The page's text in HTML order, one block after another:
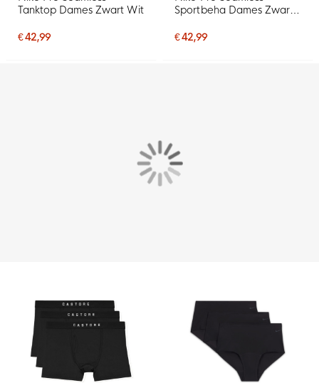
Tanktop Dames Zwart Wit
€ 42,99
Sportbeha Dames Zwart
€ 42,99